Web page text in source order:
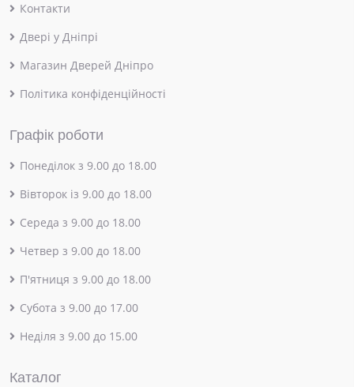
Контакти
Двері у Дніпрі
Магазин Дверей Дніпро
Політика конфіденційності
Графік роботи
Понеділок з 9.00 до 18.00
Вівторок із 9.00 до 18.00
Середа з 9.00 до 18.00
Четвер з 9.00 до 18.00
П'ятниця з 9.00 до 18.00
Субота з 9.00 до 17.00
Неділя з 9.00 до 15.00
Каталог